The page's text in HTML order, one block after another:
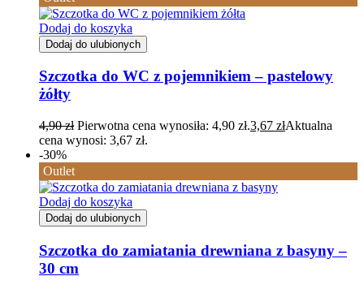
Dodaj do koszyka
Dodaj do ulubionych
Szczotka do WC z pojemnikiem – pastelowy
żółty
4,90zł Pierwotna cena wynosiła: 4,90 zł.3,67 złAktualna
cena wynosi: 3,67 zł.
-30%
Outlet
Dodaj do koszyka
Dodaj do ulubionych
Szczotka do zamiatania drewniana z basyny –
30 cm